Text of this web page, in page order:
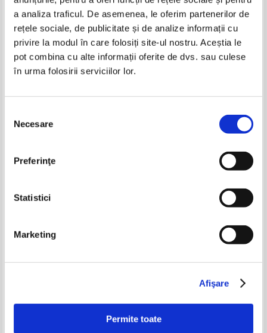
a analiza traficul. De asemenea, le oferim partenerilor de
rețele sociale, de publicitate și de analize informații cu
privire la modul în care folosiți site-ul nostru. Aceștia le
pot combina cu alte informații oferite de dvs. sau culese
în urma folosirii serviciilor lor.
consimțământului
Necesare
Preferinţe
Statistici
Marketing
Afişare
Permite toate
-25%
amethyst fairy
-35%
The sun and the moon